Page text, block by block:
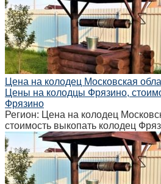
Цена на колодец Московская
Цены на колодцы Фрязино,
Фрязино
Регион: Цена на колодец
стоимость выкопать колодец